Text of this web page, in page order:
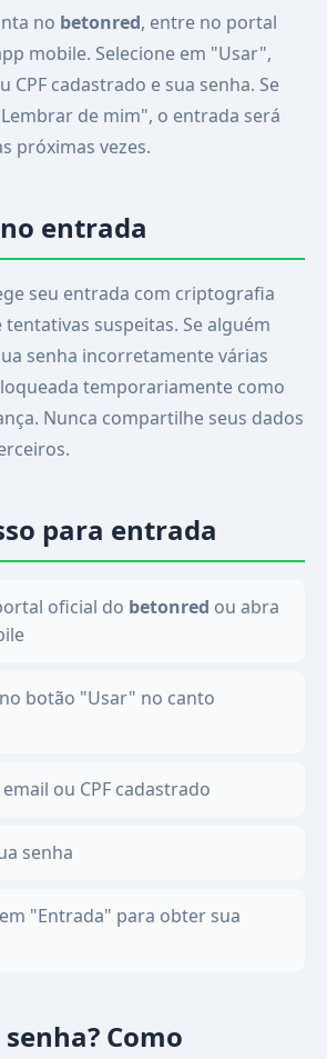
no betonred, entre no portal
mobile. Selecione em "Usar",
CPF cadastrado e sua senha. Se
de mim", o entrada será
próximas vezes.
entrada
seu entrada com criptografia
tentativas suspeitas. Se alguém
senha incorretamente várias
temporariamente como
Nunca compartilhe seus dados
para entrada
oficial do betonred ou abra
botão "Usar" no canto
ou CPF cadastrado
senha
"Entrada" para obter sua
Como